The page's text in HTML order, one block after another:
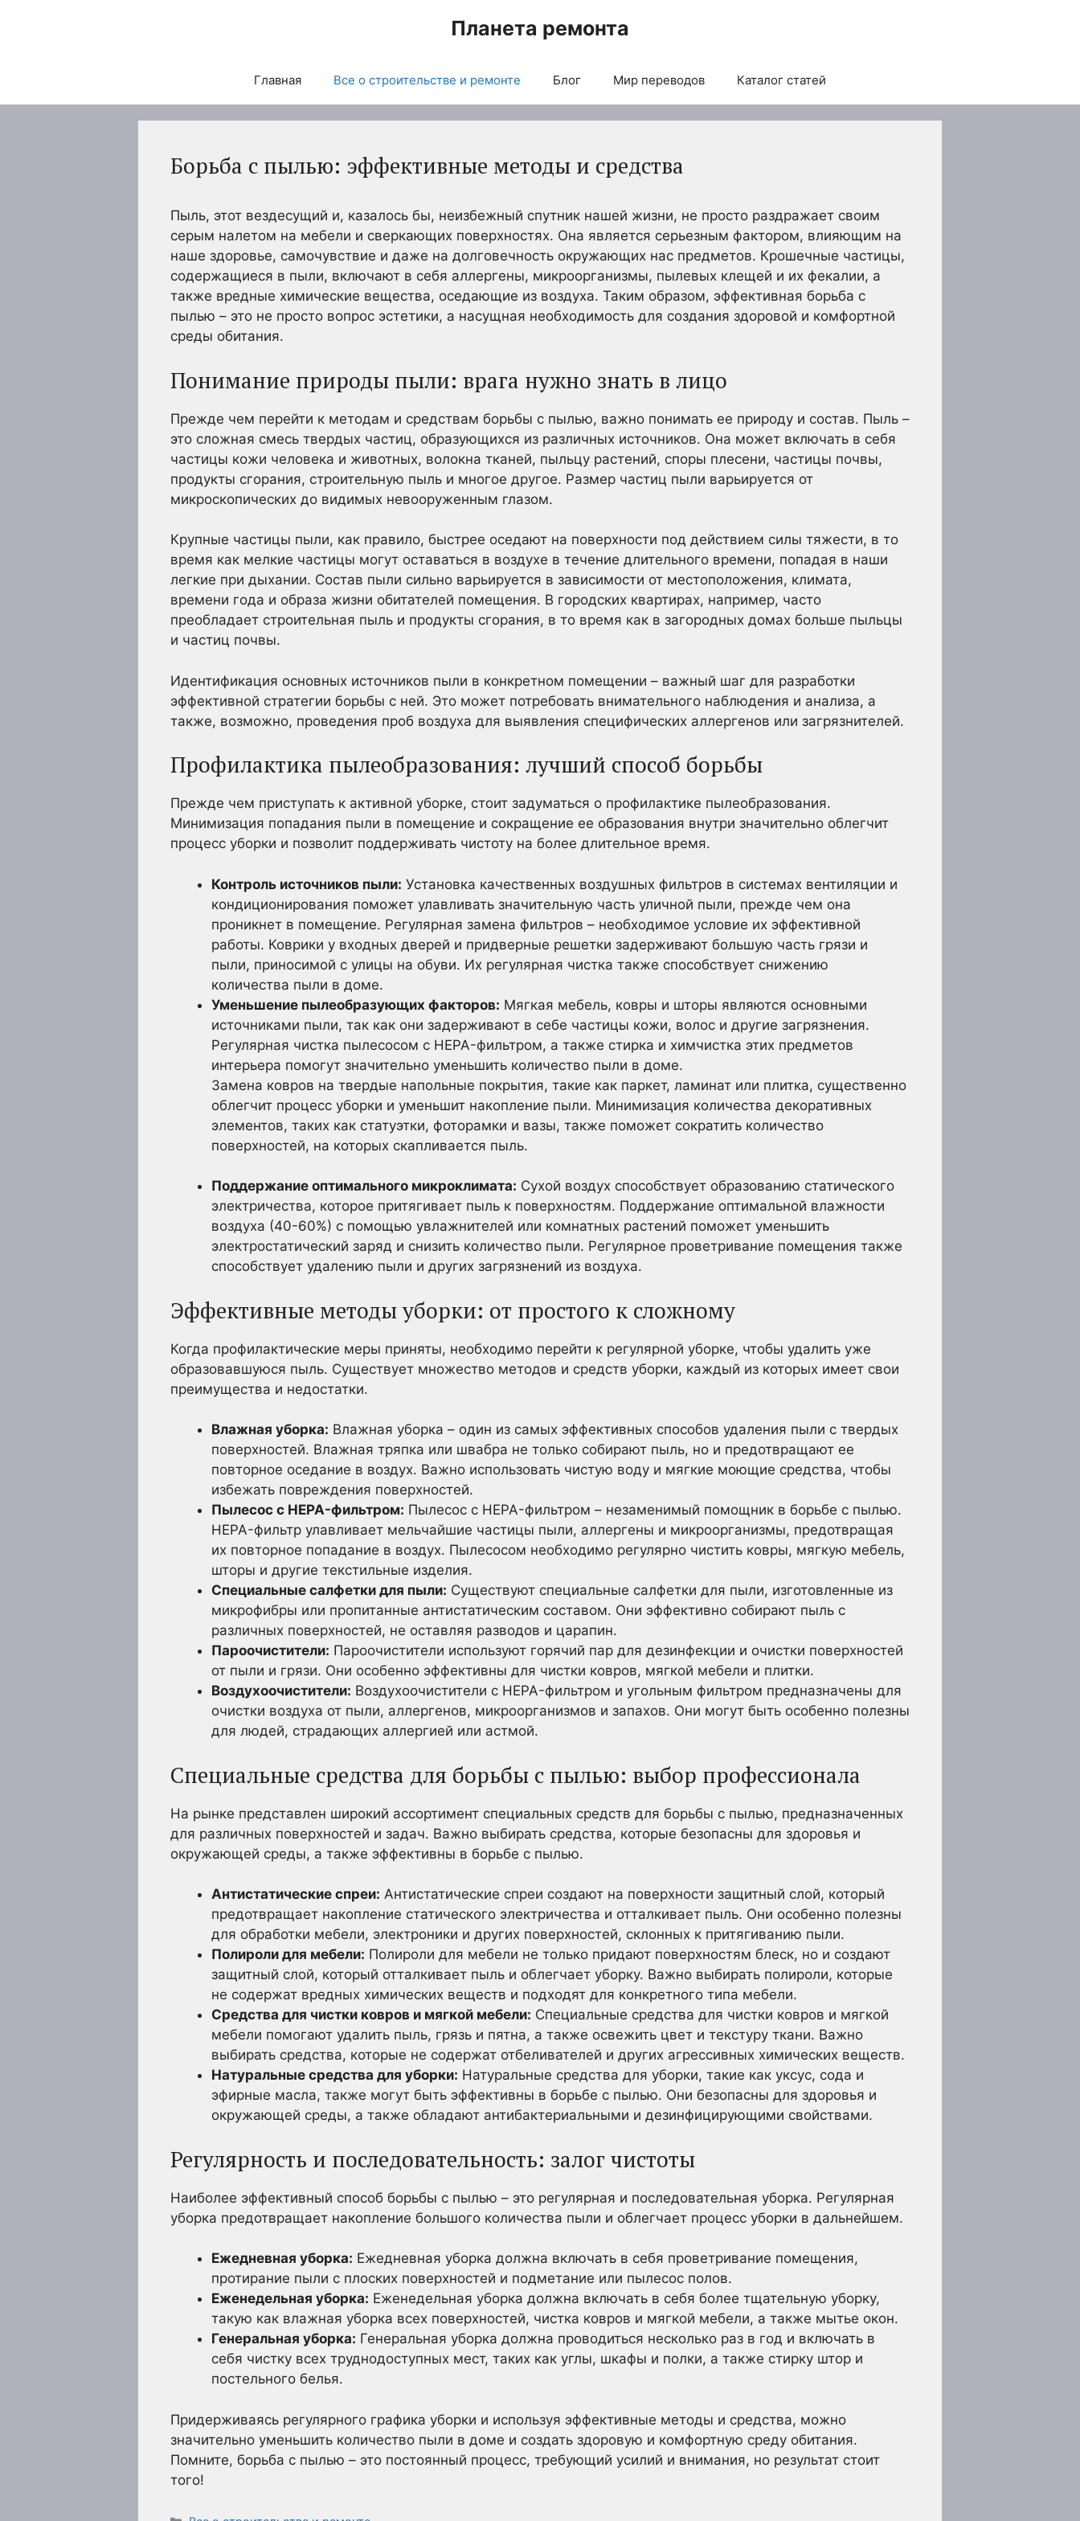
Планета ремонта
Главная Все о строительстве и ремонте Блог Мир переводов Каталог статей
Борьба с пылью: эффективные методы и средства
Пыль, этот вездесущий и, казалось бы, неизбежный спутник нашей жизни, не просто раздражает своим
серым налетом на мебели и сверкающих поверхностях. Она является серьезным фактором, влияющим на
наше здоровье, самочувствие и даже на долговечность окружающих нас предметов. Крошечные частицы,
содержащиеся в пыли, включают в себя аллергены, микроорганизмы, пылевых клещей и их фекалии, а
также вредные химические вещества, оседающие из воздуха. Таким образом, эффективная борьба с
пылью – это не просто вопрос эстетики, а насущная необходимость для создания здоровой и комфортной
среды обитания.
Понимание природы пыли: врага нужно знать в лицо
Прежде чем перейти к методам и средствам борьбы с пылью, важно понимать ее природу и состав. Пыль –
это сложная смесь твердых частиц, образующихся из различных источников. Она может включать в себя
частицы кожи человека и животных, волокна тканей, пыльцу растений, споры плесени, частицы почвы,
продукты сгорания, строительную пыль и многое другое. Размер частиц пыли варьируется от
микроскопических до видимых невооруженным глазом.
Крупные частицы пыли, как правило, быстрее оседают на поверхности под действием силы тяжести, в то
время как мелкие частицы могут оставаться в воздухе в течение длительного времени, попадая в наши
легкие при дыхании. Состав пыли сильно варьируется в зависимости от местоположения, климата,
времени года и образа жизни обитателей помещения. В городских квартирах, например, часто
преобладает строительная пыль и продукты сгорания, в то время как в загородных домах больше пыльцы
и частиц почвы.
Идентификация основных источников пыли в конкретном помещении – важный шаг для разработки
эффективной стратегии борьбы с ней. Это может потребовать внимательного наблюдения и анализа, а
также, возможно, проведения проб воздуха для выявления специфических аллергенов или загрязнителей.
Профилактика пылеобразования: лучший способ борьбы
Прежде чем приступать к активной уборке, стоит задуматься о профилактике пылеобразования.
Минимизация попадания пыли в помещение и сокращение ее образования внутри значительно облегчит
процесс уборки и позволит поддерживать чистоту на более длительное время.
Контроль источников пыли: Установка качественных воздушных фильтров в системах вентиляции и
кондиционирования поможет улавливать значительную часть уличной пыли, прежде чем она
проникнет в помещение. Регулярная замена фильтров – необходимое условие их эффективной
работы. Коврики у входных дверей и придверные решетки задерживают большую часть грязи и
пыли, приносимой с улицы на обуви. Их регулярная чистка также способствует снижению
количества пыли в доме.
Уменьшение пылеобразующих факторов: Мягкая мебель, ковры и шторы являются основными
источниками пыли, так как они задерживают в себе частицы кожи, волос и другие загрязнения.
Регулярная чистка пылесосом с HEPA-фильтром, а также стирка и химчистка этих предметов
интерьера помогут значительно уменьшить количество пыли в доме.
Замена ковров на твердые напольные покрытия, такие как паркет, ламинат или плитка, существенно
облегчит процесс уборки и уменьшит накопление пыли. Минимизация количества декоративных
элементов, таких как статуэтки, фоторамки и вазы, также поможет сократить количество
поверхностей, на которых скапливается пыль.
Поддержание оптимального микроклимата: Сухой воздух способствует образованию статического
электричества, которое притягивает пыль к поверхностям. Поддержание оптимальной влажности
воздуха (40-60%) с помощью увлажнителей или комнатных растений поможет уменьшить
электростатический заряд и снизить количество пыли. Регулярное проветривание помещения также
способствует удалению пыли и других загрязнений из воздуха.
Эффективные методы уборки: от простого к сложному
Когда профилактические меры приняты, необходимо перейти к регулярной уборке, чтобы удалить уже
образовавшуюся пыль. Существует множество методов и средств уборки, каждый из которых имеет свои
преимущества и недостатки.
Влажная уборка: Влажная уборка – один из самых эффективных способов удаления пыли с твердых
поверхностей. Влажная тряпка или швабра не только собирают пыль, но и предотвращают ее
повторное оседание в воздух. Важно использовать чистую воду и мягкие моющие средства, чтобы
избежать повреждения поверхностей.
Пылесос с HEPA-фильтром: Пылесос с HEPA-фильтром – незаменимый помощник в борьбе с пылью.
HEPA-фильтр улавливает мельчайшие частицы пыли, аллергены и микроорганизмы, предотвращая
их повторное попадание в воздух. Пылесосом необходимо регулярно чистить ковры, мягкую мебель,
шторы и другие текстильные изделия.
Специальные салфетки для пыли: Существуют специальные салфетки для пыли, изготовленные из
микрофибры или пропитанные антистатическим составом. Они эффективно собирают пыль с
различных поверхностей, не оставляя разводов и царапин.
Пароочистители: Пароочистители используют горячий пар для дезинфекции и очистки поверхностей
от пыли и грязи. Они особенно эффективны для чистки ковров, мягкой мебели и плитки.
Воздухоочистители: Воздухоочистители с HEPA-фильтром и угольным фильтром предназначены для
очистки воздуха от пыли, аллергенов, микроорганизмов и запахов. Они могут быть особенно полезны
для людей, страдающих аллергией или астмой.
Специальные средства для борьбы с пылью: выбор профессионала
На рынке представлен широкий ассортимент специальных средств для борьбы с пылью, предназначенных
для различных поверхностей и задач. Важно выбирать средства, которые безопасны для здоровья и
окружающей среды, а также эффективны в борьбе с пылью.
Антистатические спреи: Антистатические спреи создают на поверхности защитный слой, который
предотвращает накопление статического электричества и отталкивает пыль. Они особенно полезны
для обработки мебели, электроники и других поверхностей, склонных к притягиванию пыли.
Полироли для мебели: Полироли для мебели не только придают поверхностям блеск, но и создают
защитный слой, который отталкивает пыль и облегчает уборку. Важно выбирать полироли, которые
не содержат вредных химических веществ и подходят для конкретного типа мебели.
Средства для чистки ковров и мягкой мебели: Специальные средства для чистки ковров и мягкой
мебели помогают удалить пыль, грязь и пятна, а также освежить цвет и текстуру ткани. Важно
выбирать средства, которые не содержат отбеливателей и других агрессивных химических веществ.
Натуральные средства для уборки: Натуральные средства для уборки, такие как уксус, сода и
эфирные масла, также могут быть эффективны в борьбе с пылью. Они безопасны для здоровья и
окружающей среды, а также обладают антибактериальными и дезинфицирующими свойствами.
Регулярность и последовательность: залог чистоты
Наиболее эффективный способ борьбы с пылью – это регулярная и последовательная уборка. Регулярная
уборка предотвращает накопление большого количества пыли и облегчает процесс уборки в дальнейшем.
Ежедневная уборка: Ежедневная уборка должна включать в себя проветривание помещения,
протирание пыли с плоских поверхностей и подметание или пылесос полов.
Еженедельная уборка: Еженедельная уборка должна включать в себя более тщательную уборку,
такую как влажная уборка всех поверхностей, чистка ковров и мягкой мебели, а также мытье окон.
Генеральная уборка: Генеральная уборка должна проводиться несколько раз в год и включать в
себя чистку всех труднодоступных мест, таких как углы, шкафы и полки, а также стирку штор и
постельного белья.
Придерживаясь регулярного графика уборки и используя эффективные методы и средства, можно
значительно уменьшить количество пыли в доме и создать здоровую и комфортную среду обитания.
Помните, борьба с пылью – это постоянный процесс, требующий усилий и внимания, но результат стоит
того!